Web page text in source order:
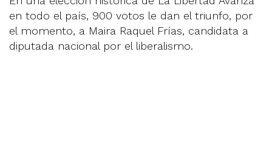
en todo el país, 900 votos le dan el triunfo, por
el momento, a Maira Raquel Frías, candidata a
diputada nacional por el liberalismo.